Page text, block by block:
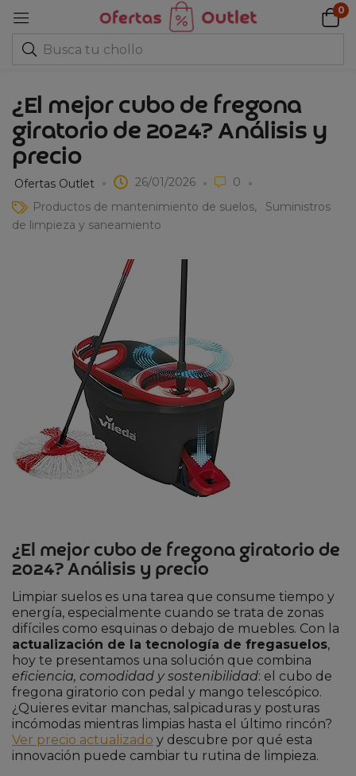
0
¿El mejor cubo de fregona
giratorio de 2024? Análisis y
precio
Ofertas Outlet 26/01/2026
0
Productos de mantenimiento de suelos
Suministros
de limpieza y saneamiento
¿El mejor cubo de fregona giratorio de
2024? Análisis y precio
Limpiar suelos es una tarea que consume tiempo y
energía, especialmente cuando se trata de zonas
difíciles como esquinas o debajo de muebles. Con la
actualización de la tecnología de fregasuelos,
hoy te presentamos una solución que combina
eficiencia, comodidad y sostenibilidad: el cubo de
fregona giratorio con pedal y mango telescópico.
¿Quieres evitar manchas, salpicaduras y posturas
incómodas mientras limpias hasta el último rincón?
Ver precio actualizado y descubre por qué esta
innovación puede cambiar tu rutina de limpieza.